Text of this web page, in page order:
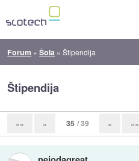
Forum »Šola »Štipendija
Štipendija
«« « 35 / 39 » »»